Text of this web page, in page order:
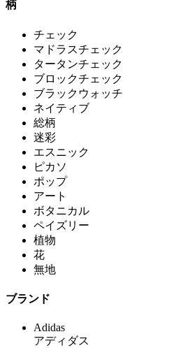
柄
チェック
マドラスチェック
タータンチェック
ブロックチェック
ブラックウォッチ
ネイティブ
総柄
迷彩
エスニック
ピカソ
ポップ
アート
ボタニカル
ペイズリー
植物
花
無地
ブランド
Adidas
アディダス